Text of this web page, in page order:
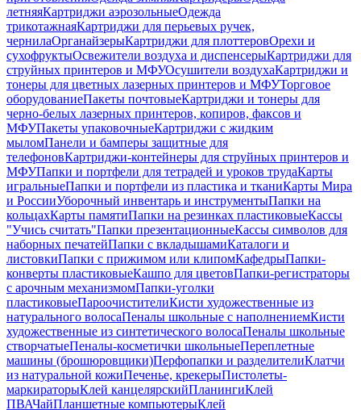
летняяКартриджи аэрозольныеОдежда
трикотажнаяКартриджи для перьевых ручек,
чернилаОрганайзерыКартриджи для плоттеровОрехи и
сухофруктыОсвежители воздуха и диспенсерыКартриджи для
струйных принтеров и МФУОсушители воздухаКартриджи и
тонеры для цветных лазерных принтеров и МФУТорговое
оборудованиеПакеты почтовыеКартриджи и тонеры для
черно-белых лазерных принтеров, копиров, факсов и
МФУПакеты упаковочныеКартриджи с жидким
мыломПанели и бамперы защитные для
телефоновКартриджи-контейнеры для струйных принтеров и
МФУПапки и портфели для тетрадей и уроков трудаКарты
игральныеПапки и портфели из пластика и тканиКарты Мира
и РоссииУборочный инвентарь и инструментыПапки на
кольцахКарты памятиПапки на резинках пластиковыеКассы
"Учись считать"Папки презентационныеКассы символов для
наборных печатейПапки с вкладышамиКаталоги и
листовкиПапки с прижимом или клипомКафедрыПапки-
конверты пластиковыеКашпо для цветовПапки-регистраторы
с арочным механизмомПапки-уголки
пластиковыеПароочистителиКисти художественные из
натурального волосаПеналы школьные с наполнениемКисти
художественные из синтетического волосаПеналы школьные
створчатыеПеналы-косметички школьныеПереплетные
машины (брошюровщики)Перфопапки и разделителиКлатчи
из натуральной кожиПеченье, крекерыПистолеты-
маркираторыКлей канцелярскийПланингиКлей
ПВАЧайПланшетные компьютерыКлей